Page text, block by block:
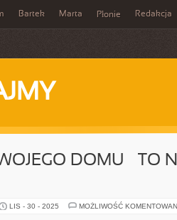
Bartek Marta Płonie Redakcja
DOMU – TO
LIS - 30 - 2025 MOŻLIWOŚĆ